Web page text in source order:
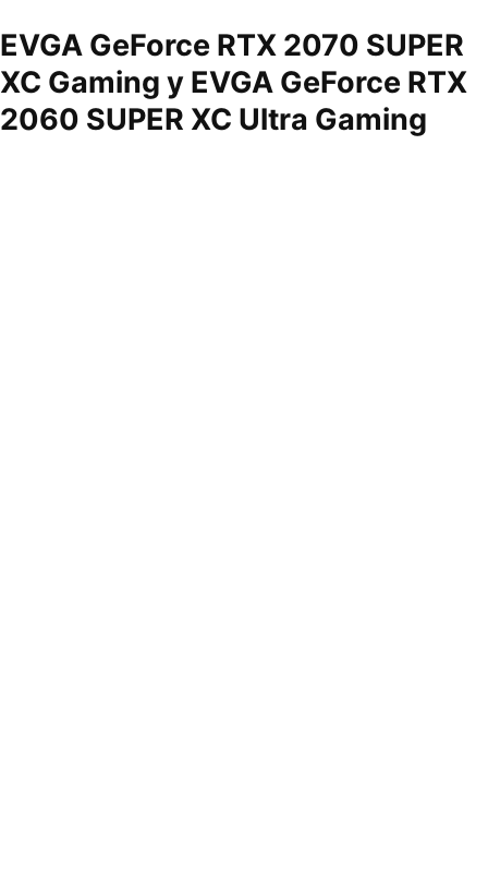
EVGA GeForce RTX 2070 SUPER
XC Gaming y EVGA GeForce RTX
2060 SUPER XC Ultra Gaming